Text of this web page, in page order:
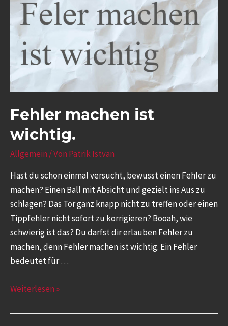
Fehler machen ist
wichtig.
Allgemein / Von Patrik Istvan
Hast du schon einmal versucht, bewusst einen Fehler zu
machen? Einen Ball mit Absicht und gezielt ins Aus zu
schlagen? Das Tor ganz knapp nicht zu treffen oder einen
Tippfehler nicht sofort zu korrigieren? Booah, wie
schwierig ist das? Du darfst dir erlauben Fehler zu
machen, denn Fehler machen ist wichtig. Ein Fehler
bedeutet für …
Weiterlesen »